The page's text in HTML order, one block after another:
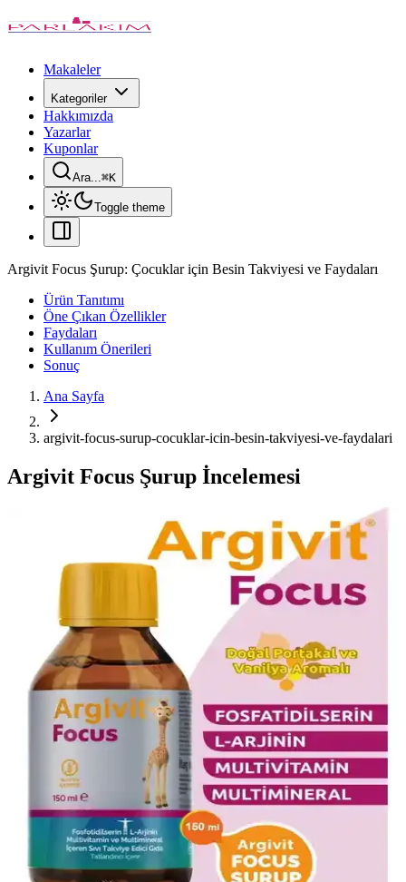
Makaleler
Kategoriler
Hakkımızda
Yazarlar
Kuponlar
Ara...⌘K
Toggle theme
Argivit Focus Şurup: Çocuklar için Besin Takviyesi ve Faydaları
Ürün Tanıtımı
Öne Çıkan Özellikler
Faydaları
Kullanım Önerileri
Sonuç
Ana Sayfa
argivit-focus-surup-cocuklar-icin-besin-takviyesi-ve-faydalari
Argivit Focus Şurup İncelemesi